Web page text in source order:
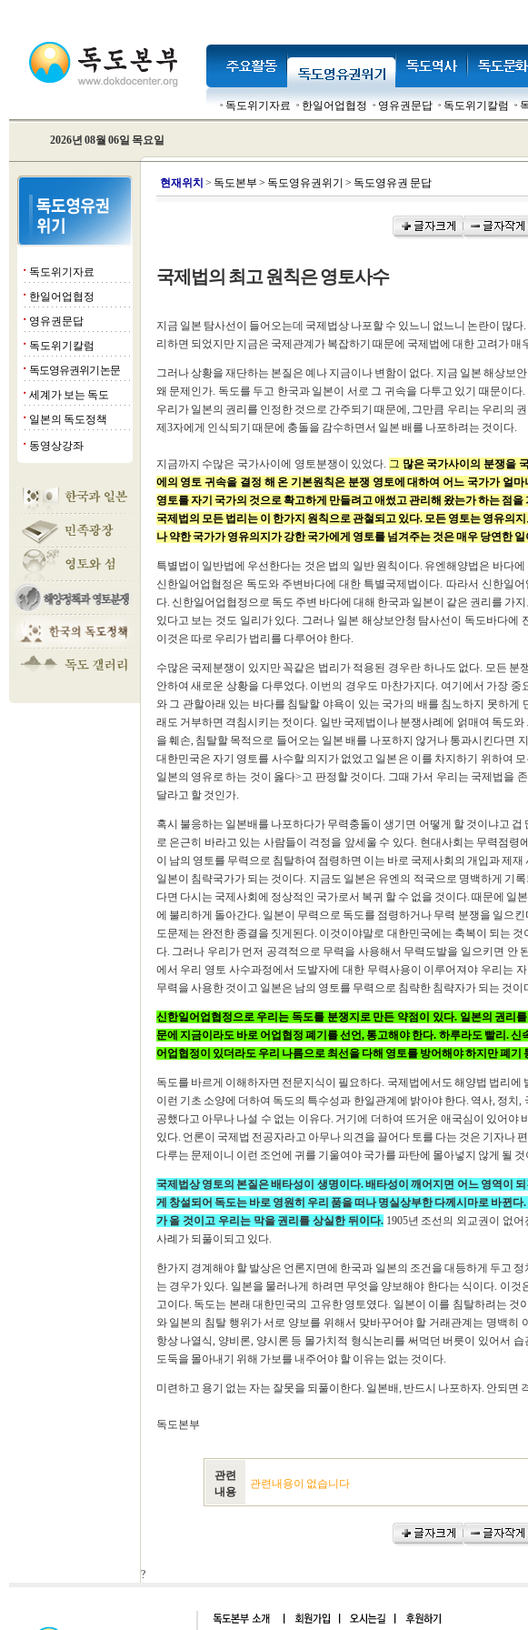
독도위기자료 한일어업협정 영유권문답 독도위기칼럼
2026년 08월 06일 목요일
■ 독도위기자료
■ 한일어업협정
■ 영유권문답
■ 독도위기칼럼
■ 독도영유권위기 논문
■ 세계가 보는 독도
■ 일본의 독도정책
■ 동영상강좌
현재위치 > 독도본부 > 독도영유권위기 > 독도영유권 문답
국제법의 최고 원칙은 영토사수
지금 일본 탐사선이 들어오는데 국제법상 나포할 수 있느니 없느니 논란이 많
리하면 되었지만 지금은 국제관계가 복잡하기 때문에 국제법에 대한 고려가 매
그러나 상황을 재단하는 본질은 예나 지금이나 변함이 없다. 지금 일본 해상보
왜 문제인가. 독도를 두고 한국과 일본이 서로 그 귀속을 다투고 있기 때문이
우리가 일본의 권리를 인정한 것으로 간주되기 때문에, 그만큼 우리는 우리의
제3자에게 인식되기 때문에 충돌을 감수하면서 일본 배를 나포하려는 것이다.
지금까지 수많은 국가사이에 영토분쟁이 있었다. 그 많은 국가사이의 분쟁을
에의 영토 귀속을 결정 해 온 기본원칙은 분쟁 영토에 대하여 어느 국가가 얼
영토를 자기 국가의 것으로 확고하게 만들려고 애썼고 관리해 왔는가 하는 점
국제법의 모든 법리는 이 한가지 원칙으로 관철되고 있다. 모든 영토는 영유의
나 약한 국가가 영유의지가 강한 국가에게 영토를 넘겨주는 것은 매우 당연한 일
특별법이 일반법에 우선한다는 것은 법의 일반 원칙이다. 유엔해양법은 바다
신한일어업협정은 독도와 주변바다에 대한 특별국제법이다. 따라서 신한일
다. 신한일어업협정으로 독도 주변 바다에 대해 한국과 일본이 같은 권리를 가
있다고 보는 것도 일리가 있다. 그러나 일본 해상보안청 탐사선이 독도바다에
이것은 따로 우리가 법리를 다루어야 한다.
수많은 국제분쟁이 있지만 꼭같은 법리가 적용된 경우란 하나도 없다. 모든 분
안하여 새로운 상황을 다루었다. 이번의 경우도 마찬가지다. 여기에서 가장
와 그 관할아래 있는 바다를 침탈할 야욕이 있는 국가의 배를 침노하지 못하게
래도 거부하면 격침시키는 젓이다. 일반 국제법이나 분쟁사례에 얽매여 독도
을 훼손, 침탈할 목적으로 들어오는 일본 배를 나포하지 않거나 통과시킨다면
대한민국은 자기 영토를 사수할 의지가 없었고 일본은 이를 차지하기 위하여
일본의 영유로 하는 것이 옳다>고 판정할 것이다. 그때 가서 우리는 국제법을
달라고 할 것인가.
혹시 불응하는 일본배를 나포하다가 무력충돌이 생기면 어떻게 할 것이냐고
로 은근히 바라고 있는 사람들이 걱정을 앞세울 수 있다. 현대사회는 무력점령
이 남의 영토를 무력으로 침탈하여 점령하면 이는 바로 국제사회의 개입과 제
일본이 침략국가가 되는 것이다. 지금도 일본은 유엔의 적국으로 명백하게 기
다면 다시는 국제사회에 정상적인 국가로서 복귀 할 수 없을 것이다. 때문에 일
에 불리하게 돌아간다. 일본이 무력으로 독도를 점령하거나 무력 분쟁을 일으
도문제는 완전한 종결을 짓게된다. 이것이야말로 대한민국에는 축복이 되는
다. 그러나 우리가 먼저 공격적으로 무력을 사용해서 무력도발을 일으키면 안
에서 우리 영토 사수과정에서 도발자에 대한 무력사용이 이루어져야 우리는
무력을 사용한 것이고 일본은 남의 영토를 무력으로 침략한 침략자가 되는 것
신한일어업협정으로 우리는 독도를 분쟁지로 만든 약점이 있다. 일본의 권리
문에 지금이라도 바로 어업협정 폐기를 선언, 통고해야 한다. 하루라도 빨리.
어업협정이 있더라도 우리 나름으로 최선을 다해 영토를 방어해야 하지만 폐기
독도를 바르게 이해하자면 전문지식이 필요하다. 국제법에서도 해양법 법리에
이런 기초 소양에 더하여 독도의 특수성과 한일관계에 밝아야 한다. 역사, 정치
공했다고 아무나 나설 수 없는 이유다. 거기에 더하여 뜨거운 애국심이 있어야
있다. 언론이 국제법 전공자라고 아무나 의견을 끌어다 토를 다는 것은 기자나
다루는 문제이니 이런 조언에 귀를 기울여야 국가를 파탄에 몰아넣지 않게 될 것
국제법상 영토의 본질은 배타성이 생명이다. 배타성이 깨어지면 어느 영역이
게 창설되어 독도는 바로 영원히 우리 품을 떠나 명실상부한 다께시마로 바뀐
가 올 것이고 우리는 막을 권리를 상실한 뒤이다.1905년 조선의 외교권이 없
사례가 되풀이되고 있다.
한가지 경계해야 할 발상은 언론지면에 한국과 일본의 조건을 대등하게 두고
는 경우가 있다. 일본을 물러나게 하려면 무엇을 양보해야 한다는 식이다. 이
고이다. 독도는 본래 대한민국의 고유한 영토였다. 일본이 이를 침탈하려는 것
와 일본의 침탈 행위가 서로 양보를 위해서 맞바꾸어야 할 거래관계는 명백히
항상 나열식, 양비론, 양시론 등 몰가치적 형식논리를 써먹던 버릇이 있어서
도둑을 몰아내기 위해 가보를 내주어야 할 이유는 없는 것이다.
미련하고 용기 없는 자는 잘못을 되풀이한다. 일본배, 반드시 나포하자. 안되면
독도본부
관련
내용
관련내용이 없습니다
?